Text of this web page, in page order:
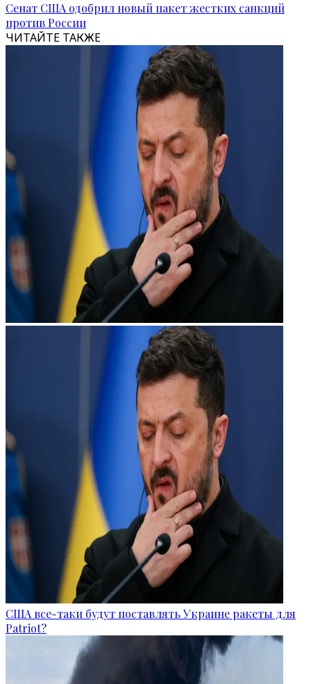
Сенат США одобрил новый пакет жестких санкций
против России
ЧИТАЙТЕ ТАКЖЕ
США все-таки будут поставлять Украине ракеты для
Patriot?